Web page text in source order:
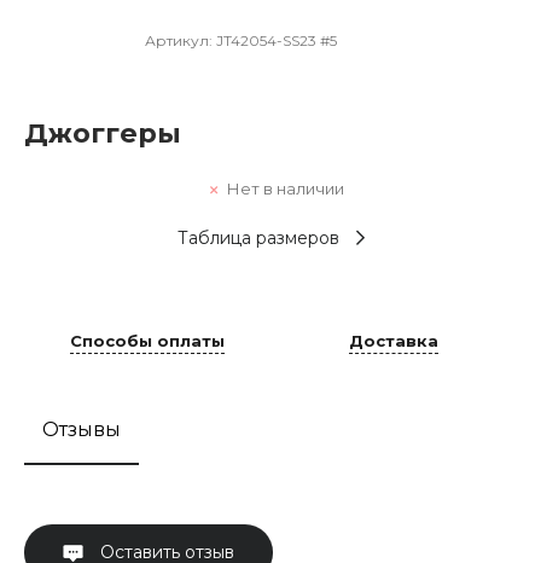
Артикул: JT42054-SS23 #5
Джоггеры
Нет в наличии
Таблица размеров
Способы оплаты Доставка
Отзывы
Оставить отзыв